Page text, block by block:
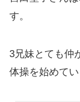
す。
3兄妹とても仲
体操を始めてい